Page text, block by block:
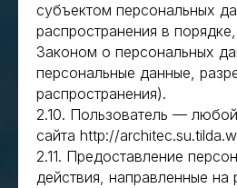
субъектом персональных
распространения в
Законом о персональных
персональные данные,
распространения).
2.10. Пользователь —
сайта http://
2.11. Предоставление
действия, направленные на